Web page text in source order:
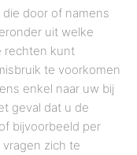
door of namens
uit welke
rechten kunt
te voorkomen
enkel naar uw bij
geval dat u de
bijvoorbeeld per
zich te